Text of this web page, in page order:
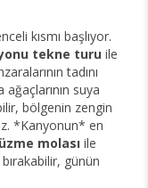
kısmı başlıyor.
tekne turu ile
tadını
ağaçlarının suya
bölgenin zengin
*Kanyonun* en
molası ile
günün